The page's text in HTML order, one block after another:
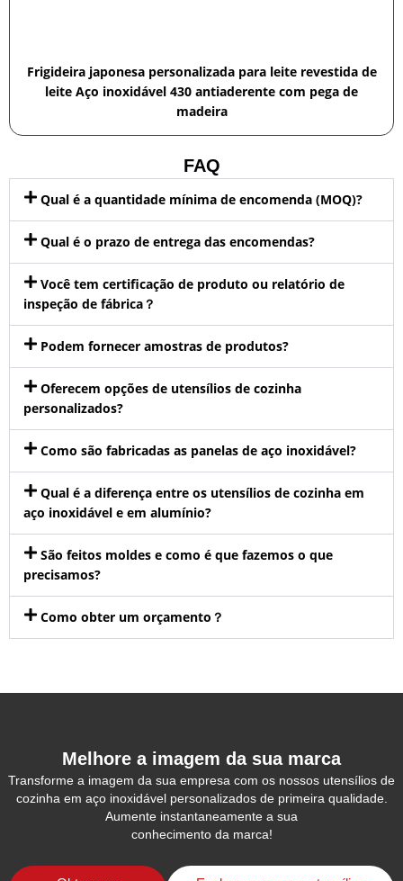
Frigideira japonesa personalizada para leite revestida de
leite Aço inoxidável 430 antiaderente com pega de
madeira
FAQ
Qual é a quantidade mínima de encomenda (MOQ)?
Qual é o prazo de entrega das encomendas?
Você tem certificação de produto ou relatório de
inspeção de fábrica？
Podem fornecer amostras de produtos?
Oferecem opções de utensílios de cozinha
personalizados?
Como são fabricadas as panelas de aço inoxidável?
Qual é a diferença entre os utensílios de cozinha em
aço inoxidável e em alumínio?
São feitos moldes e como é que fazemos o que
precisamos?
Como obter um orçamento？
Melhore a imagem da sua marca
Transforme a imagem da sua empresa com os nossos utensílios de
cozinha em aço inoxidável personalizados de primeira qualidade.
Aumente instantaneamente a sua
conhecimento da marca!